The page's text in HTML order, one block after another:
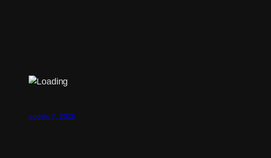
agosto 7, 2026